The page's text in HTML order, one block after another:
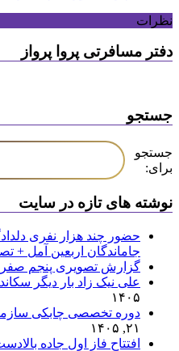
نظرات
دفتر مسافرتی پروا پرواز
جستجو
جستجو
برای:
نوشته های تازه در سایت
حضور چند هزار نفری
جاماندگان اربعین آمل +
گزارش تصویری پنجم
علی نیک زاد بار دیگر
۱۴۰۵
دوره تخصصی چابکی
۲۱, ۱۴۰۵
افتتاح فاز اول جاده